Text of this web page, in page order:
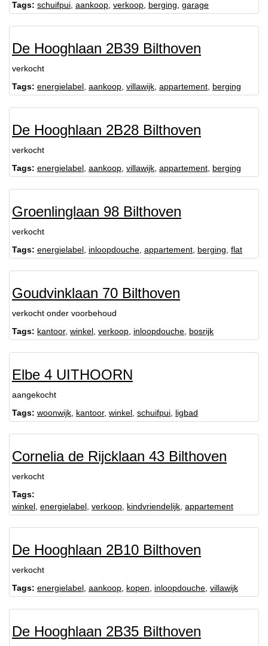
Tags: schuifpui aankoop verkoop berging garage
De Hooghlaan 2B39 Bilthoven
verkocht
Tags: energielabel aankoop villawijk appartement berging
De Hooghlaan 2B28 Bilthoven
verkocht
Tags: energielabel aankoop villawijk appartement berging
Groenlinglaan 98 Bilthoven
verkocht
Tags: energielabel inloopdouche appartement berging flat
Goudvinklaan 70 Bilthoven
verkocht onder voorbehoud
Tags: kantoor, winkel verkoop inloopdouche bosrijk
Elbe 4 UITHOORN
aangekocht
Tags: woonwijk kantoor, winkel schuifpui ligbad
Cornelia de Rijcklaan 43 Bilthoven
verkocht
Tags:
winkel energielabel verkoop kindvriendelijk appartement
De Hooghlaan 2B10 Bilthoven
verkocht
Tags: energielabel aankoop kopen inloopdouche villawijk
De Hooghlaan 2B35 Bilthoven